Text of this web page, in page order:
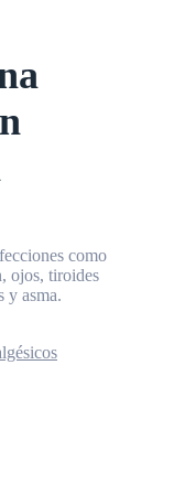
como
ojos, tiroides
y asma.